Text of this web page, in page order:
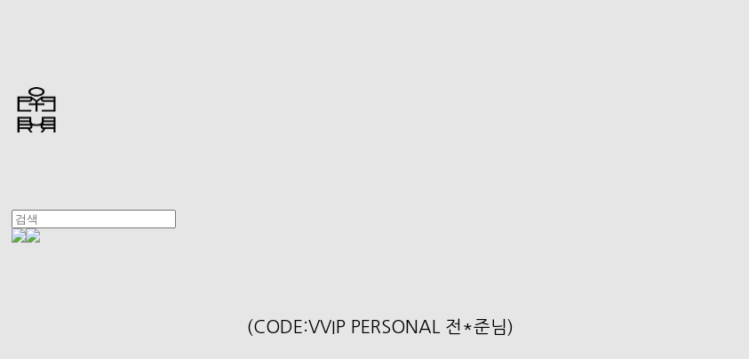
(CODE:VVIP PERSONAL 전*준님)